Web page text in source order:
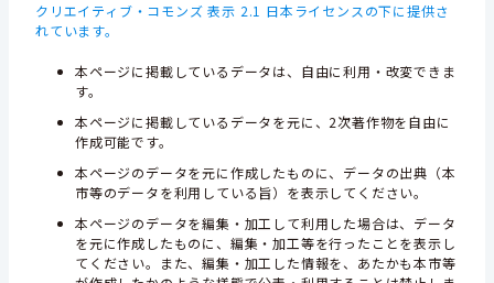
クリエイティブ・コモンズ 表示 2.1 日本ライセンスの下に提供さ
れています。
本ページに掲載しているデータは、自由に利用・改変できま
す。
本ページに掲載しているデータを元に、2次著作物を自由に
作成可能です。
本ページのデータを元に作成したものに、データの出典（本
市等のデータを利用している旨）を表示してください。
本ページのデータを編集・加工して利用した場合は、データ
を元に作成したものに、編集・加工等を行ったことを表示し
てください。また、編集・加工した情報を、あたかも本市等